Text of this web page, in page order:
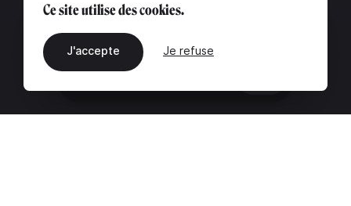
Ce site utilise des cookies.
J'accepte Je refuse